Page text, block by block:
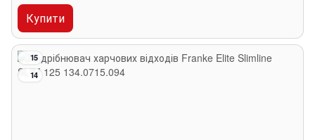
Купити
15
14